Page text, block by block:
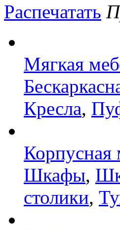
Распечатать
Мягкая
Кресла,
Корпусная
Шкафы,
столики,